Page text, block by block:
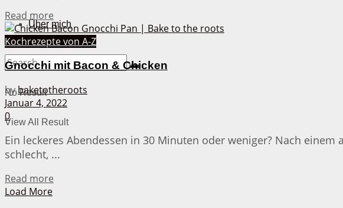
Über mich
No Result
View All Result
Read more
Kochrezepte von A-Z
Gnocchi mit Bacon & Chicken
by baketotheroots
Januar 4, 2022
0
Ein leckeres Abendessen in 30 Minuten oder weniger? Nach
schlecht, ...
Read more
Load More